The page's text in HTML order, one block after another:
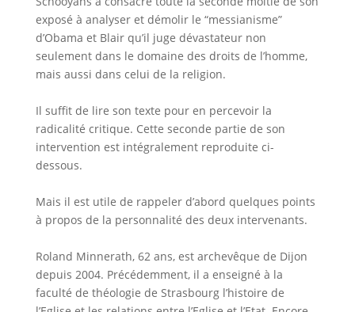
exposé à analyser et démolir le “messianisme”
d’Obama et Blair qu’il juge dévastateur non
seulement dans le domaine des droits de l’homme,
mais aussi dans celui de la religion.
Il suffit de lire son texte pour en percevoir la
radicalité critique. Cette seconde partie de son
intervention est intégralement reproduite ci-
dessous.
Mais il est utile de rappeler d’abord quelques points
à propos de la personnalité des deux intervenants.
Roland Minnerath, 62 ans, est archevêque de Dijon
depuis 2004. Précédemment, il a enseigné à la
faculté de théologie de Strasbourg l’histoire de